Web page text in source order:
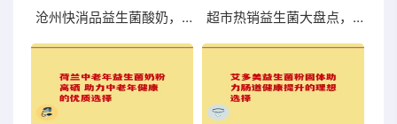
沧州快消品益生菌酸奶，口感与营养到底够不够尝鲜？ 超市热销益生菌大盘点，哪些值得你关注和尝试？